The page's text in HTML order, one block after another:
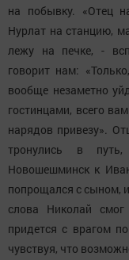
на побывку. «Отец
Нурлат на станцию,
лежу на печке, -
говорит нам:
вообще незаметно
гостинцами, всего
нарядов привезу».
тронулись в
Новошешминск к
попрощался с сыном,
слова Николай
придется с врагом
чувствуя, что